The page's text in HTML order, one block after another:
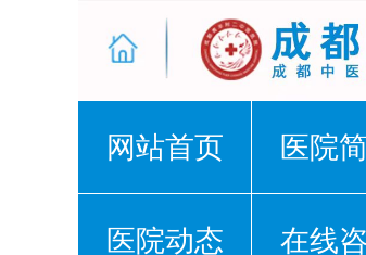
网站首页 医院
医院动态 在线